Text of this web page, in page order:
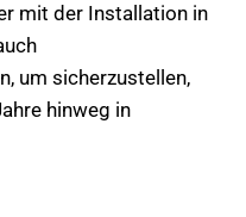
mit der Installation in
um sicherzustellen,
hinweg in